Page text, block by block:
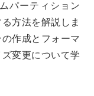
パーティション
方法を解説しま
作成とフォーマ
変更について学